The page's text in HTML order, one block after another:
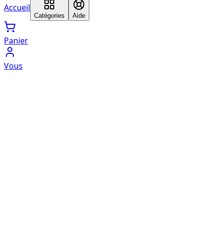
Accueil
Catégories Aide
Panier
Vous